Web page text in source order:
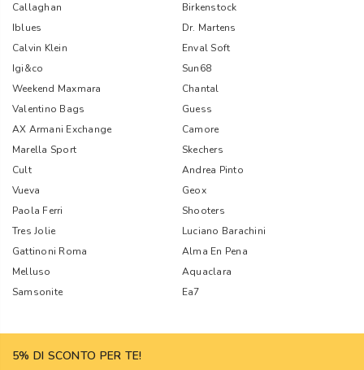
Callaghan
Birkenstock
Iblues
Dr. Martens
Calvin Klein
Enval Soft
Igi&co
Sun68
Weekend Maxmara
Chantal
Valentino Bags
Guess
AX Armani Exchange
Camore
Marella Sport
Skechers
Cult
Andrea Pinto
Vueva
Geox
Paola Ferri
Shooters
Tres Jolie
Luciano Barachini
Gattinoni Roma
Alma En Pena
Melluso
Aquaclara
Samsonite
Ea7
5% DI SCONTO PER TE!